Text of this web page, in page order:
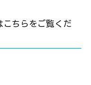
ちらをご覧くだ